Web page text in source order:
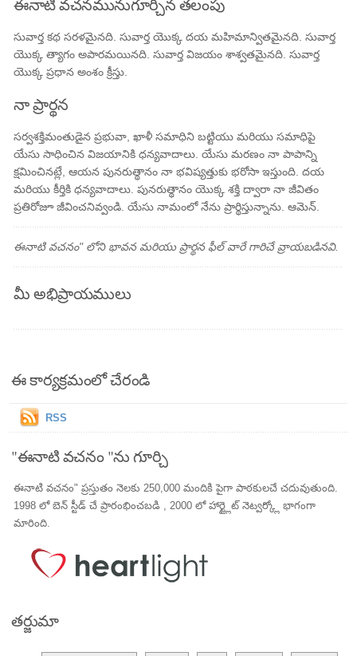
సువార్త కథ సరళమైనది. సువార్త యొక్క దయ మహిమాన్వితమైనది. సువార్త
యొక్క త్యాగం అపారమయినది. సువార్త విజయం శాశ్వతమైనది. సువార్త
యొక్క ప్రధాన అంశం క్రీస్తు.
నా ప్రార్థన
సర్వశక్తిమంతుడైన ప్రభువా, ఖాళీ సమాధిని బట్టియు మరియు సమాధిపై
యేసు సాధించిన విజయానికి ధన్యవాదాలు. యేసు మరణం నా పాపాన్ని
క్షమించినట్లే, ఆయన పునరుత్థానం నా భవిష్యత్తుకు భరోసా ఇస్తుంది. దయ
మరియు కీర్తికి ధన్యవాదాలు. పునరుత్థానం యొక్క శక్తి ద్వారా నా జీవితం
ప్రతిరోజూ జీవించనివ్వండి. యేసు నామంలో నేను ప్రార్థిస్తున్నాను. ఆమెన్.
ఈనాటి వచనం" లోని భావన మరియు ప్రార్థన ఫీల్ వారే గారిచే వ్రాయబడినవి.
మీ అభిప్రాయములు
ఈ కార్యక్రమంలో చేరండి
RSS
"ఈనాటి వచనం "ను గూర్చి
ఈనాటి వచనం" ప్రస్తుతం నెలకు 250,000 మందికి పైగా పాఠకులచే చదువుతుంది.
1998 లో బెన్ స్టీడ్ చే ప్రారంభించబడి , 2000 లో హార్ట్లైట్ నెట్వర్క్లో భాగంగా
మారింది.
తర్జుమా